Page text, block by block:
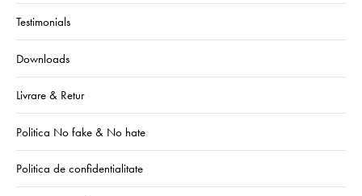
Testimonials
Downloads
Livrare & Retur
Politica No fake & No hate
Politica de confidentialitate